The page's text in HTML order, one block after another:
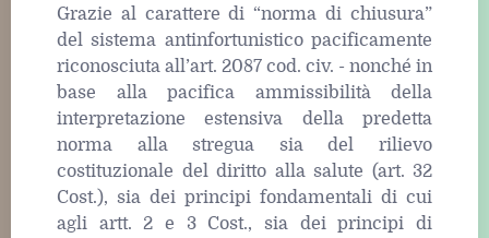
Grazie al carattere di “norma di chiusura”
del sistema antinfortunistico pacificamente
riconosciuta all’art. 2087 cod. civ. ‒ nonché in
base alla pacifica ammissibilità della
interpretazione estensiva della predetta
norma alla stregua sia del rilievo
costituzionale del diritto alla salute (art. 32
Cost.), sia dei principi fondamentali di cui
agli artt. 2 e 3 Cost., sia dei principi di